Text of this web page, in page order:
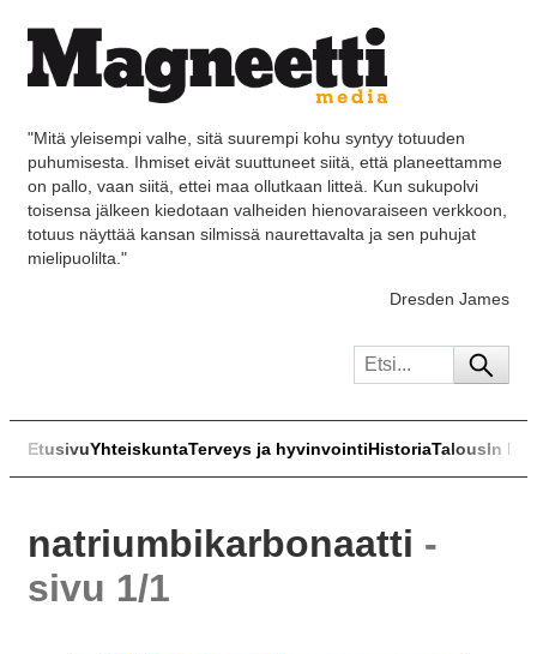
"Mitä yleisempi valhe, sitä suurempi kohu syntyy totuuden
puhumisesta. Ihmiset eivät suuttuneet siitä, että planeettamme
on pallo, vaan siitä, ettei maa ollutkaan litteä. Kun sukupolvi
toisensa jälkeen kiedotaan valheiden hienovaraiseen verkkoon,
totuus näyttää kansan silmissä naurettavalta ja sen puhujat
mielipuolilta."
Dresden James
EtusivuYhteiskuntaTerveys ja hyvinvointiHistoriaTalousIn
natriumbikarbonaatti -
sivu 1/1